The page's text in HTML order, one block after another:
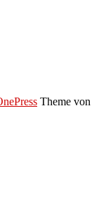
Theme von